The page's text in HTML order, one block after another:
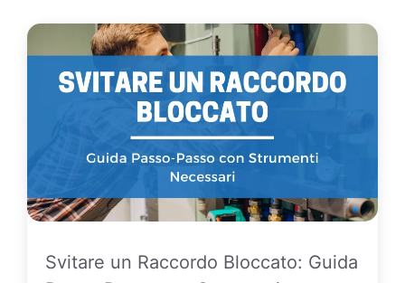
Svitare un Raccordo Bloccato: Guida